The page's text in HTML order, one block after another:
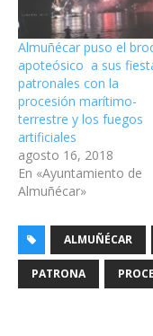
Almuñécar puso el
apoteósico a sus
patronales con la
procesión marítimo-
terrestre y los fuegos
artificiales
agosto 16, 2018
En «Ayuntamiento de
Almuñécar»
ALMUÑÉCAR
PATRONA